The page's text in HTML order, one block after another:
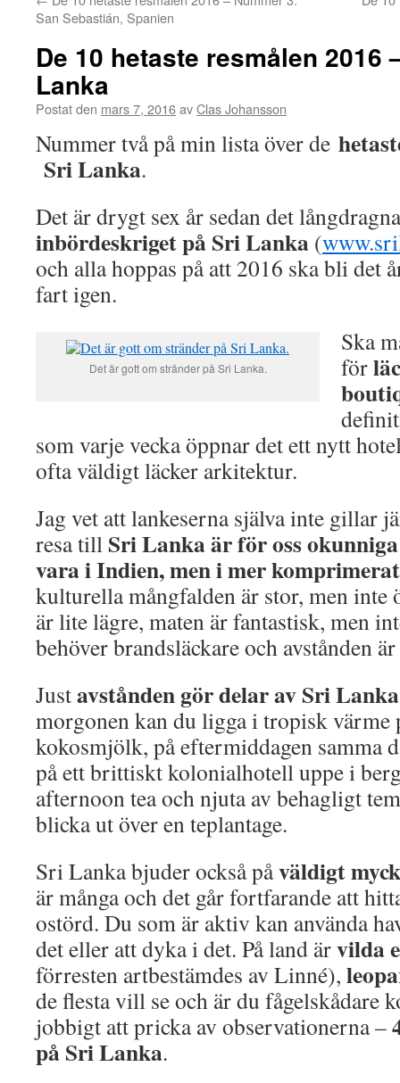
San Sebastián, Spanien
De 10 hetaste resmålen 2016
Lanka
Postat den mars 7, 2016avClas Johansson
Nummer två på min lista över de
Sri Lanka.
Det är drygt sex år sedan det
inbördeskriget på Sri Lanka (
och alla hoppas på att 2016 ska bli det
fart igen.
Det är gott om stränder på Sri Lanka.
Ska
för
som varje vecka öppnar det ett nytt
ofta väldigt läcker arkitektur.
Jag vet att lankeserna själva inte gillar
resa till Sri Lanka är för oss
vara i Indien, men i mer
kulturella mångfalden är stor, men inte
är lite lägre, maten är fantastisk, men
behöver brandsläckare och avstånden
Justavstånden gör delar av Sri
morgonen kan du ligga i tropisk värme
kokosmjölk, på eftermiddagen samma
på ett brittiskt kolonialhotell uppe i
afternoon tea och njuta av behagligt
blicka ut över en teplantage.
Sri Lanka bjuder också påväldigt
är många och det går fortfarande att
ostörd. Du som är aktiv kan använda
det eller att dyka i det. På land ärvilda
förresten artbestämdes av Linné),
de flesta vill se och är du fågelskådare
jobbigt att pricka av observationerna –
på Sri Lanka.